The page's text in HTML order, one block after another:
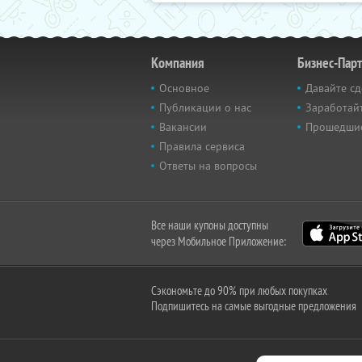
Компания
Основное
Публикации о нас
Вакансии
Правила сервиса
Ответы на вопросы
Бизнес-
Давайте
Все наши купоны доступны
через Мобильное Приложение:
Сэкономьте до 90% при любых покупках
Подпишитесь на самые выгодные предложения